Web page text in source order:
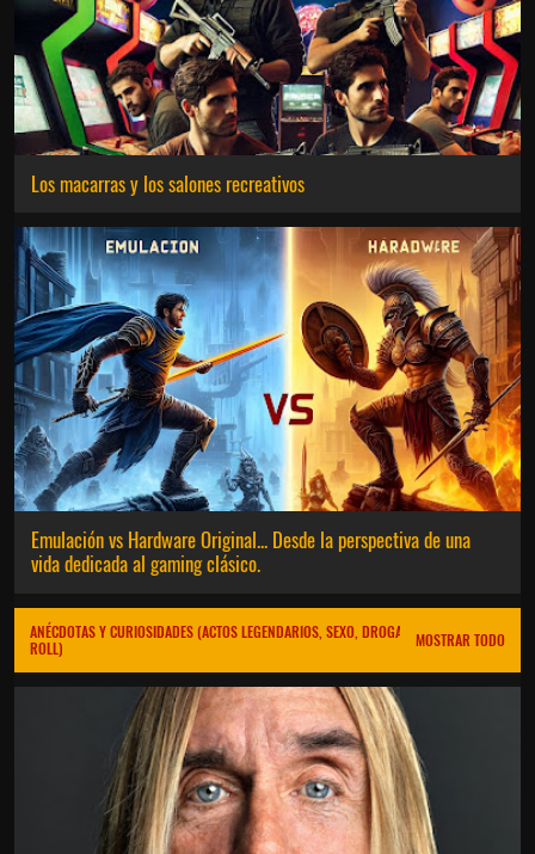
Los macarras y los salones recreativos
Emulación vs Hardware Original... Desde la perspectiva de una
vida dedicada al gaming clásico.
ANÉCDOTAS Y CURIOSIDADES (ACTOS LEGENDARIOS, SEXO, DROGAS Y ROCK AND
ROLL)
MOSTRAR TODO